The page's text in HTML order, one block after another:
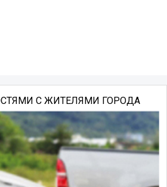
С ЖИТЕЛЯМИ ГОРОДА